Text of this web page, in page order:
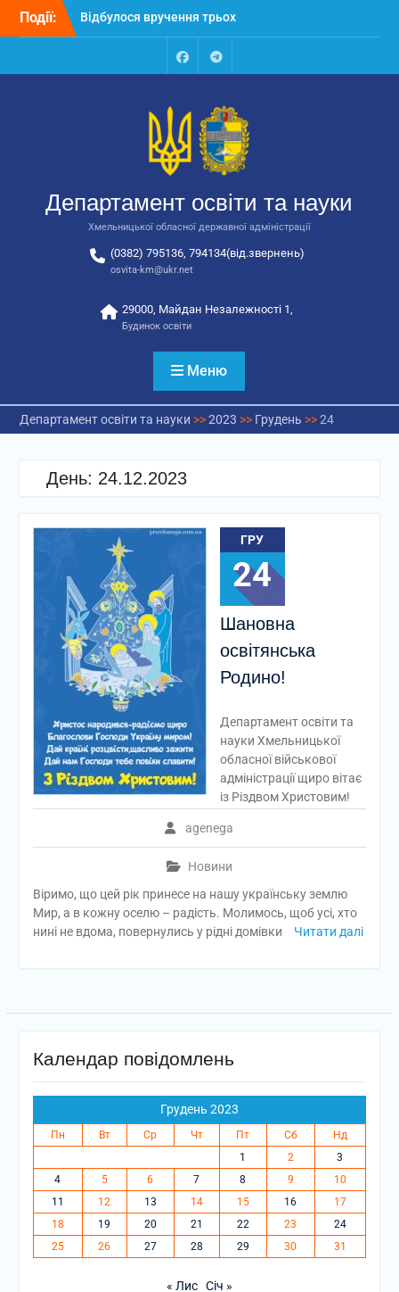
Перейти
Події:
Відбулося вручення трьох
автобусів для потреб
Відбулося засідання
освіти та науки обласної
державної адміністрації
Відбулась обласна
національно-патріотичне
виховання
FacebookTalegram
Департамент освіти та науки
Хмельницької обласної державної адміністрації
(0382) 795136, 794134(від.звернень)
osvita-km@ukr.net
29000, Майдан Незалежності 1,
Будинок освіти
Меню
Департамент освіти та науки >>2023 >> Грудень >>24
День: 24.12.2023
ГРУ
24
Шановна
освітянська
Родино!
agenega
Новини
Департамент освіти та
науки Хмельницької
обласної військової
адміністрації щиро вітає
із Різдвом Христовим!
Віримо, що цей рік принесе на нашу українську землю
Мир, а в кожну оселю – радість. Молимось, щоб усі, хто
нині не вдома, повернулись у рідні домівки
Читати далі
Календар повідомлень
Грудень 2023
Пн Вт Ср Чт Пт Сб
Нд
1
2
3
4
5 6 7 8 9
10
11
12 13 14 15 16
17
18
19 20 21 22 23
24
25
26 27 28 29 30 31
« Лис Січ »